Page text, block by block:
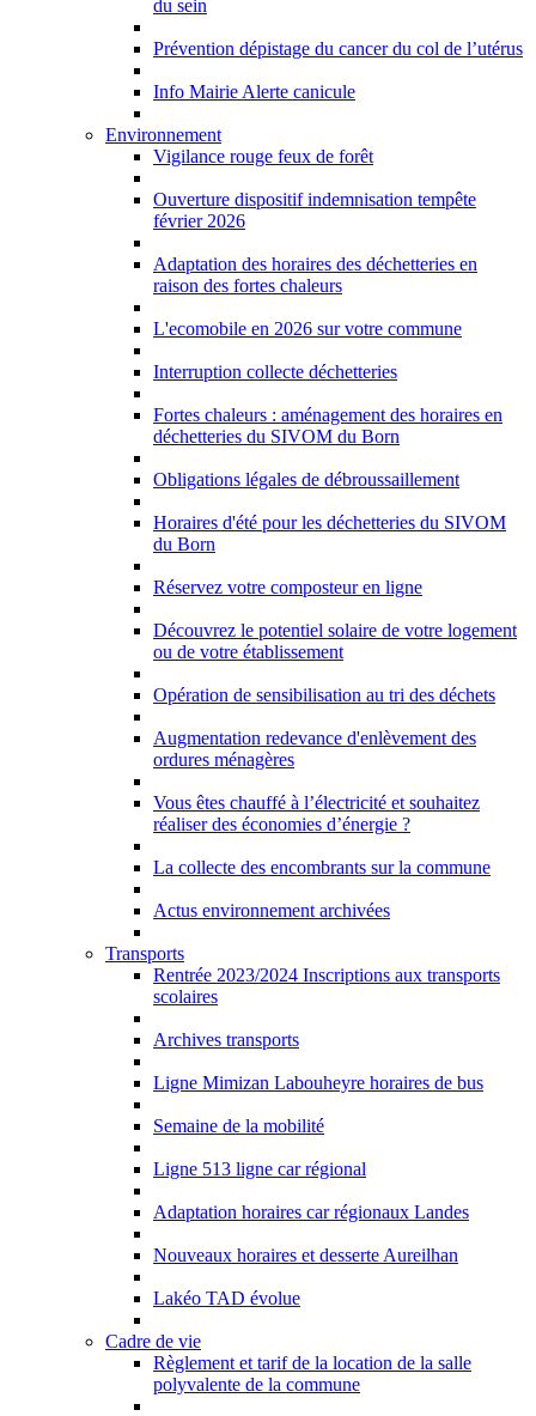
du sein
Prévention dépistage du cancer du col de l’utérus
Info Mairie Alerte canicule
Environnement
Vigilance rouge feux de forêt
Ouverture dispositif indemnisation tempête
février 2026
Adaptation des horaires des déchetteries en
raison des fortes chaleurs
L'ecomobile en 2026 sur votre commune
Interruption collecte déchetteries
Fortes chaleurs : aménagement des horaires en
déchetteries du SIVOM du Born
Obligations légales de débroussaillement
Horaires d'été pour les déchetteries du SIVOM
du Born
Réservez votre composteur en ligne
Découvrez le potentiel solaire de votre logement
ou de votre établissement
Opération de sensibilisation au tri des déchets
Augmentation redevance d'enlèvement des
ordures ménagères
Vous êtes chauffé à l’électricité et souhaitez
réaliser des économies d’énergie ?
La collecte des encombrants sur la commune
Actus environnement archivées
Transports
Rentrée 2023/2024 Inscriptions aux transports
scolaires
Archives transports
Ligne Mimizan Labouheyre horaires de bus
Semaine de la mobilité
Ligne 513 ligne car régional
Adaptation horaires car régionaux Landes
Nouveaux horaires et desserte Aureilhan
Lakéo TAD évolue
Cadre de vie
Règlement et tarif de la location de la salle
polyvalente de la commune